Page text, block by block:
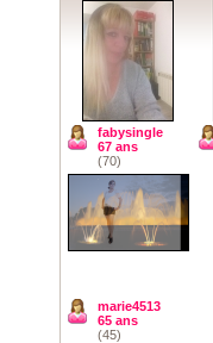
fabysingle
67 ans
(70)
marie4513
65 ans
(45)